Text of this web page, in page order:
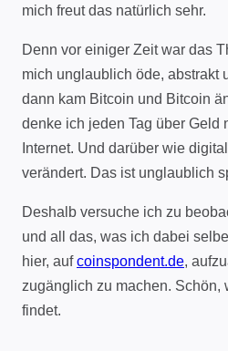
mich freut das natürlich sehr.
Denn vor einiger Zeit war das
mich unglaublich öde, abstrakt
dann kam Bitcoin und Bitcoin
denke ich jeden Tag über Geld
Internet. Und darüber wie
verändert. Das ist unglaublich
Deshalb versuche ich zu
und all das, was ich dabei
hier, aufcoinspondent.de,
zugänglich zu machen. Schön,
findet.